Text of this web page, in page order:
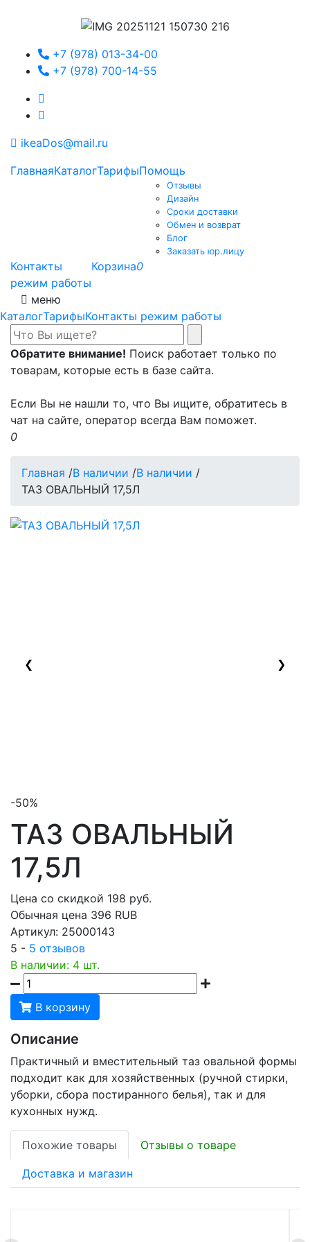
+7 (978) 013-34-00
+7 (978) 700-14-55
ikeaDos@mail.ru
ГлавнаяКаталогТарифыПомощь
Отзывы
Дизайн
Сроки доставки
Обмен и возврат
Блог
Заказать юр.лицу
Контакты
режим работы
Корзина0
меню
КаталогТарифыКонтакты режим работы
Обратите внимание! Поиск работает только по
товарам, которые есть в базе сайта.
Если Вы не нашли то, что Вы ищите, обратитесь в
чат на сайте, оператор всегда Вам поможет.
0
Главная /В наличии /В наличии /
ТАЗ ОВАЛЬНЫЙ 17,5Л
❮ ❯
-50%
ТАЗ ОВАЛЬНЫЙ
17,5Л
Цена со скидкой 198 руб.
Обычная цена 396 RUB
Артикул: 25000143
5 - 5 отзывов
В наличии: 4 шт.
В корзину
Описание
Практичный и вместительный таз овальной формы
подходит как для хозяйственных (ручной стирки,
уборки, сбора постиранного белья), так и для
кухонных нужд.
Похожие товары Отзывы о товаре
Доставка и магазин